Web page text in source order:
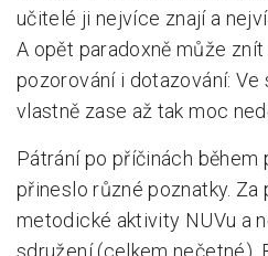
učitelé ji nejvíce znají a
A opět paradoxně může
pozorování i dotazování: Ve
vlastně zase až tak moc
Pátrání po příčinách
přineslo různé poznatky.
metodické aktivity NUVu a
sdružení (celkem nečetné).